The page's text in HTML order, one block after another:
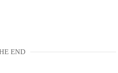
END